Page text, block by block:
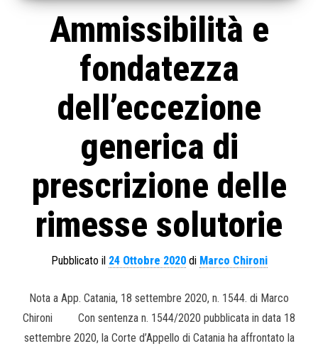
Ammissibilità e
fondatezza
dell’eccezione
generica di
prescrizione delle
rimesse solutorie
Pubblicato il 24 Ottobre 2020di Marco Chironi
Nota a App. Catania, 18 settembre 2020, n. 1544. di Marco
Chironi Con sentenza n. 1544/2020 pubblicata in data 18
settembre 2020, la Corte d’Appello di Catania ha affrontato la